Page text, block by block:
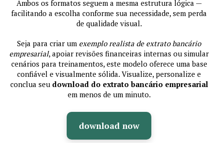
Ambos os formatos seguem a mesma estrutura lógica —
facilitando a escolha conforme sua necessidade, sem perda
de qualidade visual.
Seja para criar um exemplo realista de extrato bancário
empresarial, apoiar revisões financeiras internas ou simular
cenários para treinamentos, este modelo oferece uma base
confiável e visualmente sólida. Visualize, personalize e
conclua seu download do extrato bancário empresarial
em menos de um minuto.
download now